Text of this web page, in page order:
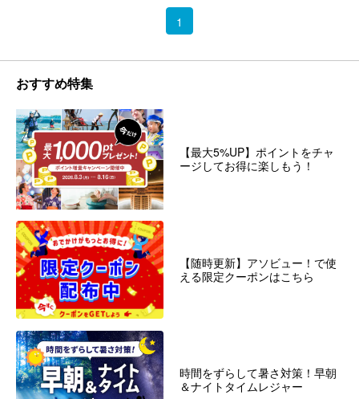
1
おすすめ特集
【最大5%UP】ポイントをチャ
ージしてお得に楽しもう！
【随時更新】アソビュー！で使
える限定クーポンはこちら
時間をずらして暑さ対策！早朝
＆ナイトタイムレジャー